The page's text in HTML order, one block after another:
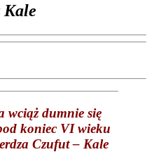
Kale
wciąż dumnie się
koniec VI wieku
Czufut – Kale